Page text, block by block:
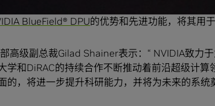
8中使用InfiniBand仅是NVIDIA与杜伦大学的
BlueField® DPU的优势和先进功能，将其用
高级副总裁Gilad Shainer表示：“ NVIDIA致力
学和DiRAC的持续合作不断推动着前沿超级计
的，将进一步提升科研能力，并将为未来的系统